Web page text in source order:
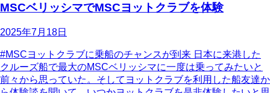
MSCベリッシマでMSCヨットクラブを体験
2025年7月18日
#MSCヨットクラブに乗船のチャンスが到来 日本に来港した
クルーズ船で最大のMSCベリッシマに一度は乗ってみたいと
前々から思っていた。そしてヨットクラブを利用した船友達か